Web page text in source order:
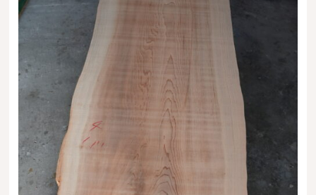
送料・お支払い方法について
ご注文前の注意点
Attention
before ordering
一枚板を直販できる店
オイル塗装の
メンテナンスについて
オーダー加工について